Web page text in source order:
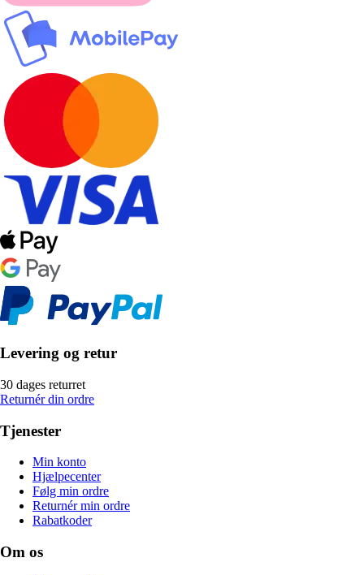
Levering og retur
30 dages returret
Returnér din ordre
Tjenester
Min konto
Hjælpecenter
Følg min ordre
Returnér min ordre
Rabatkoder
Om os